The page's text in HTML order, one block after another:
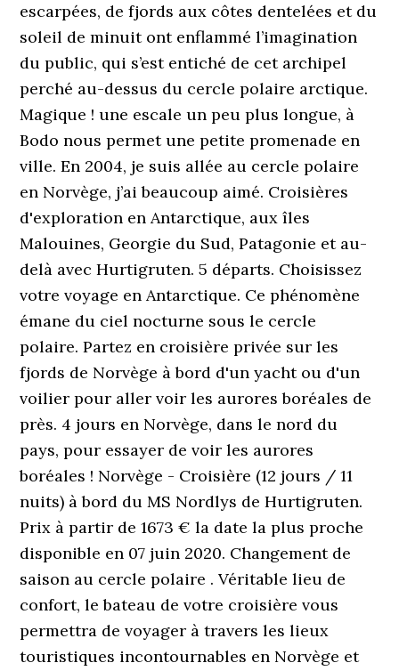
escarpées, de fjords aux côtes dentelées et du
soleil de minuit ont enflammé l’imagination
du public, qui s’est entiché de cet archipel
perché au-dessus du cercle polaire arctique.
Magique ! une escale un peu plus longue, à
Bodo nous permet une petite promenade en
ville. En 2004, je suis allée au cercle polaire
en Norvège, j’ai beaucoup aimé. Croisières
d'exploration en Antarctique, aux îles
Malouines, Georgie du Sud, Patagonie et au-
delà avec Hurtigruten. 5 départs. Choisissez
votre voyage en Antarctique. Ce phénomène
émane du ciel nocturne sous le cercle
polaire. Partez en croisière privée sur les
fjords de Norvège à bord d'un yacht ou d'un
voilier pour aller voir les aurores boréales de
près. 4 jours en Norvège, dans le nord du
pays, pour essayer de voir les aurores
boréales ! Norvège - Croisière (12 jours / 11
nuits) à bord du MS Nordlys de Hurtigruten.
Prix à partir de 1673 € la date la plus proche
disponible en 07 juin 2020. Changement de
saison au cercle polaire . Véritable lieu de
confort, le bateau de votre croisière vous
permettra de voyager à travers les lieux
touristiques incontournables en Norvège et